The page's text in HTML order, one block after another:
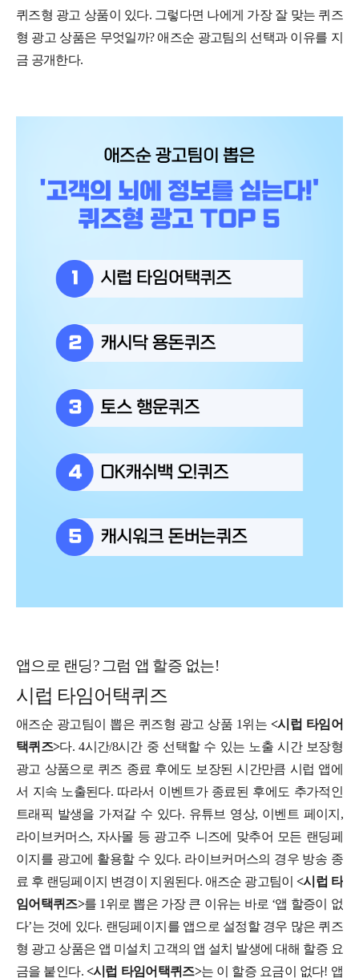
퀴즈형 광고 상품이 있다. 그렇다면 나에게 가장 잘 맞는 퀴즈
형 광고 상품은 무엇일까? 애즈순 광고팀의 선택과 이유를 지
금 공개한다.
앱으로 랜딩? 그럼 앱 할증 없는!
시럽 타임어택퀴즈
애즈순 광고팀이 뽑은 퀴즈형 광고 상품 1위는 <시럽 타임어
택퀴즈>다. 4시간/8시간 중 선택할 수 있는 노출 시간 보장형
광고 상품으로 퀴즈 종료 후에도 보장된 시간만큼 시럽 앱에
서 지속 노출된다. 따라서 이벤트가 종료된 후에도 추가적인
트래픽 발생을 가져갈 수 있다. 유튜브 영상, 이벤트 페이지,
라이브커머스, 자사몰 등 광고주 니즈에 맞추어 모든 랜딩페
이지를 광고에 활용할 수 있다. 라이브커머스의 경우 방송 종
료 후 랜딩페이지 변경이 지원된다. 애즈순 광고팀이 <시럽 타
임어택퀴즈>를 1위로 뽑은 가장 큰 이유는 바로 ‘앱 할증이 없
다’는 것에 있다. 랜딩페이지를 앱으로 설정할 경우 많은 퀴즈
형 광고 상품은 앱 미설치 고객의 앱 설치 발생에 대해 할증 요
금을 붙인다. <시럽 타임어택퀴즈>는 이 할증 요금이 없다! 앱